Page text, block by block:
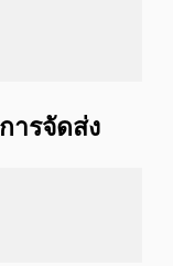
ารจัดส่ง